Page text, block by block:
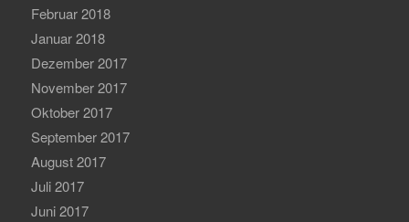
Februar 2018
Januar 2018
Dezember 2017
November 2017
Oktober 2017
September 2017
August 2017
Juli 2017
Juni 2017